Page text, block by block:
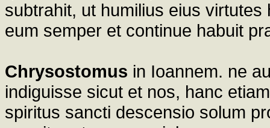
subtrahit, ut humilius eius
eum semper et continue habuit
Chrysostomus in Ioannem. ne
indiguisse sicut et nos, hanc
spiritus sancti descensio solum